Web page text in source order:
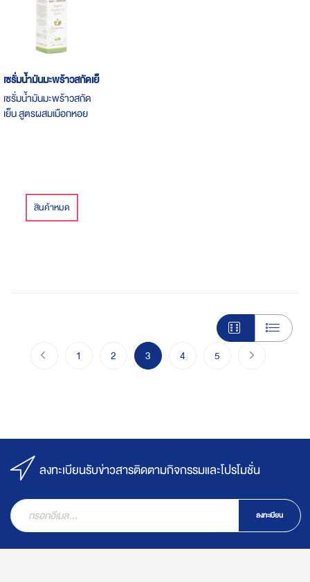
เซรั่มน้ำมันมะพร้าวสกัดเย็น
เซรั่มน้ำมันมะพร้าวสกัด
เย็น สูตรผสมเมือกหอย
สินค้าหมด
Page ก่อนหน้าPage
1 Page
2 You're currently reading page
3 Page
4 Page
5
ลงทะเบียนรับข่าวสารติดตามกิจกรรมและโปรโมชั่น
ลงทะเบียน